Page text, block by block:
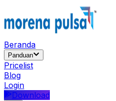
Beranda
Panduan
Pricelist
Blog
Login
Download